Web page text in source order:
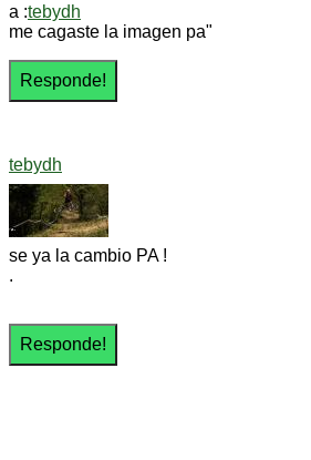
a :tebydh
me cagaste la imagen pa"
tebydh
se ya la cambio PA !
.